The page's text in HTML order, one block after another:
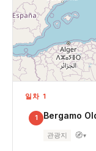
일차 1
1 Bergamo
관광지 🧭▾